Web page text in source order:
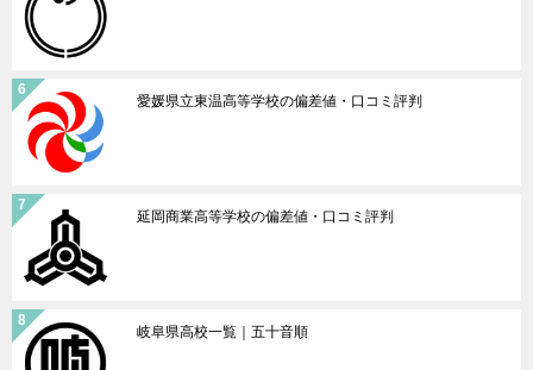
愛媛県立東温高等学校の偏差値・口コミ評判
延岡商業高等学校の偏差値・口コミ評判
岐阜県高校一覧｜五十音順